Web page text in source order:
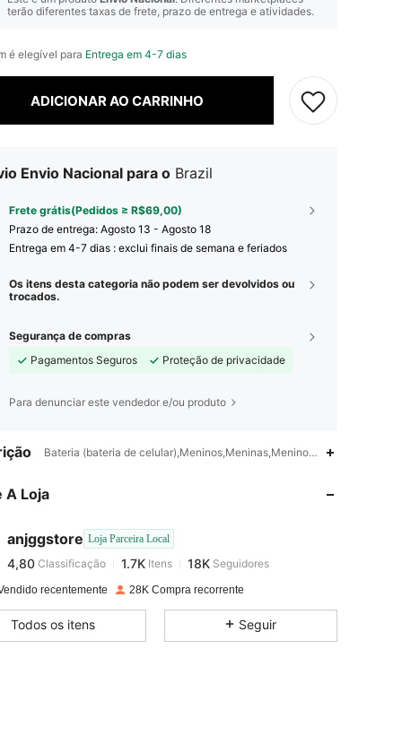
terão diferentes taxas de frete, prazo de entrega e atividades.
é elegível para Entrega em 4-7 dias
ADICIONAR AO CARRINHO
Envio Nacional para o Brazil
Frete grátis(Pedidos ≥ R$69,00)
Prazo de entrega: Agosto 13 - Agosto 18
Entrega em 4-7 dias : exclui finais de semana e feriados
Os itens desta categoria não podem ser devolvidos ou
trocados.
Segurança de compras
Pagamentos Seguros
Proteção de privacidade
Para denunciar este vendedor e/ou produto
Bateria (bateria de celular),Meninos,Meninas,Meninos, Meninas
A Loja
anjggstore Loja Parceira Local
4,80 1.7K 18K
4,80 Classificação 1.7K Itens 18K Seguidores
pago 1 dia atrás
4,80 1.7K 18K
recentemente 28K Compra recorrente
Todos os itens Seguir